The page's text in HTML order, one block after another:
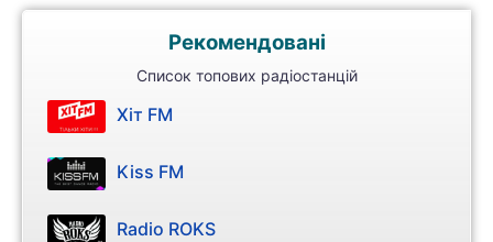
Рекомендовані
Список топових радіостанцій
Хіт FM
Kiss FM
Radio ROKS